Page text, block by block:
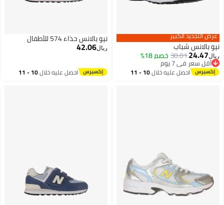
عرض التجديد الكبير
نيو بالانس شباب
ريال24.47
30.01خصم 18%
أقل سعر في 7 يوم
أقل سعر في 7 يوماحصل عليه خلال 10 - 11
نيو بالانس حذاء 574 للأطفال
ريال42.06
احصل عليه خلال 10 - 11